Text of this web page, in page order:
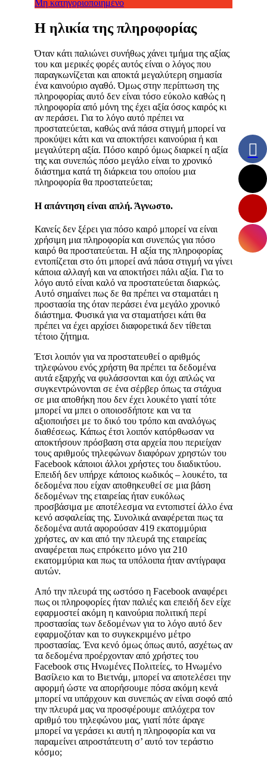
Μη κατηγοριοποιημένο
Η ηλικία της πληροφορίας
Όταν κάτι παλιώνει συνήθως χάνει τμήμα της αξίας
του και μερικές φορές αυτός είναι ο λόγος που
παραγκωνίζεται και αποκτά μεγαλύτερη σημασία
ένα καινούριο αγαθό. Όμως στην περίπτωση της
πληροφορίας αυτό δεν είναι τόσο εύκολο καθώς η
πληροφορία από μόνη της έχει αξία όσος καιρός κι
αν περάσει. Για το λόγο αυτό πρέπει να
προστατεύεται, καθώς ανά πάσα στιγμή μπορεί να
προκύψει κάτι και να αποκτήσει καινούρια ή και
μεγαλύτερη αξία. Πόσο καιρό όμως διαρκεί η αξία
της και συνεπώς πόσο μεγάλο είναι το χρονικό
διάστημα κατά τη διάρκεια του οποίου μια
πληροφορία θα προστατεύεται;
Η απάντηση είναι απλή. Άγνωστο.
Κανείς δεν ξέρει για πόσο καιρό μπορεί να είναι
χρήσιμη μια πληροφορία και συνεπώς για πόσο
καιρό θα προστατεύεται. Η αξία της πληροφορίας
εντοπίζεται στο ότι μπορεί ανά πάσα στιγμή να γίνει
κάποια αλλαγή και να αποκτήσει πάλι αξία. Για το
λόγο αυτό είναι καλό να προστατεύεται διαρκώς.
Αυτό σημαίνει πως δε θα πρέπει να σταματάει η
προστασία της όταν περάσει ένα μεγάλο χρονικό
διάστημα. Φυσικά για να σταματήσει κάτι θα
πρέπει να έχει αρχίσει διαφορετικά δεν τίθεται
τέτοιο ζήτημα.
Έτσι λοιπόν για να προστατευθεί ο αριθμός
τηλεφώνου ενός χρήστη θα πρέπει τα δεδομένα
αυτά εξαρχής να φυλάσσονται και όχι απλώς να
συγκεντρώνονται σε ένα σέρβερ όπως τα στάχυα
σε μια αποθήκη που δεν έχει λουκέτο γιατί τότε
μπορεί να μπει ο οποιοσδήποτε και να τα
αξιοποιήσει με το δικό του τρόπο και αναλόγως
διαθέσεως. Κάπως έτσι λοιπόν κατόρθωσαν να
αποκτήσουν πρόσβαση στα αρχεία που περιείχαν
τους αριθμούς τηλεφώνων διαφόρων χρηστών του
Facebook κάποιοι άλλοι χρήστες του διαδικτύου.
Επειδή δεν υπήρχε κάποιος κωδικός – λουκέτο, τα
δεδομένα που είχαν αποθηκευθεί σε μια βάση
δεδομένων της εταιρείας ήταν ευκόλως
προσβάσιμα με αποτέλεσμα να εντοπιστεί άλλο ένα
κενό ασφαλείας της. Συνολικά αναφέρεται πως τα
δεδομένα αυτά αφορούσαν 419 εκατομμύρια
χρήστες, αν και από την πλευρά της εταιρείας
αναφέρεται πως επρόκειτο μόνο για 210
εκατομμύρια και πως τα υπόλοιπα ήταν αντίγραφα
αυτών.
Από την πλευρά της ωστόσο η Facebook αναφέρει
πως οι πληροφορίες ήταν παλιές και επειδή δεν είχε
εφαρμοστεί ακόμη η καινούρια πολιτική περί
προστασίας των δεδομένων για το λόγο αυτό δεν
εφαρμοζόταν και το συγκεκριμένο μέτρο
προστασίας. Ένα κενό όμως όπως αυτό, ασχέτως αν
τα δεδομένα προέρχονταν από χρήστες του
Facebook στις Ηνωμένες Πολιτείες, το Ηνωμένο
Βασίλειο και το Βιετνάμ, μπορεί να αποτελέσει την
αφορμή ώστε να απορήσουμε πόσα ακόμη κενά
μπορεί να υπάρχουν και συνεπώς αν είναι σοφό από
την πλευρά μας να προσφέρουμε απλόχερα τον
αριθμό του τηλεφώνου μας, γιατί πότε άραγε
μπορεί να γεράσει κι αυτή η πληροφορία και να
παραμείνει απροστάτευτη σ’ αυτό τον τεράστιο
κόσμο;